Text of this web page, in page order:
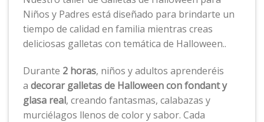
Niños y Padres está diseñado para brindarte un
tiempo de calidad en familia mientras creas
deliciosas galletas con temática de Halloween..
Durante 2 horas, niños y adultos aprenderéis
a decorar galletas de Halloween con fondant y
glasa real, creando fantasmas, calabazas y
murciélagos llenos de color y sabor. Cada